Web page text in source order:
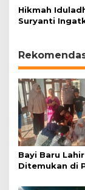
Bencana
Hikmah
Suryanti
Bayi Baru Lahir
Ditemukan di